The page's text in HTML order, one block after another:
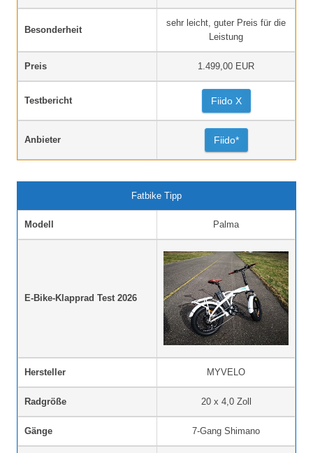
Besonderheit
sehr leicht, guter Preis für die
Leistung
Preis 1.499,00 EUR
Testbericht Fiido X
Anbieter Fiido*
Fatbike Tipp
Modell Palma
E-Bike-Klapprad Test 2026
Hersteller MYVELO
Radgröße 20 x 4,0 Zoll
Gänge 7-Gang Shimano